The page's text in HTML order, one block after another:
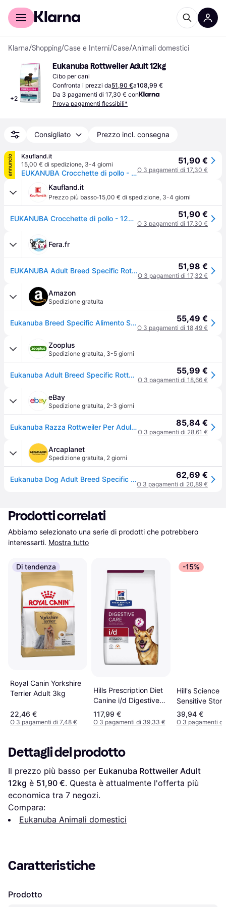
Per il tuo shopping
Klarna/Shopping/Case e Interni/Case/Animali domestici
+2
Eukanuba Rottweiler Adult 12kg
Cibo per cani
Confronta i prezzi da51,90 €a108,99 €
Da 3 pagamenti di 17,30 € con
Prova pagamenti flessibili*
Consigliato Prezzo incl. consegna
annuncio
Kaufland.it
15,00 € di spedizione, 3-4 giorni
EUKANUBA Crocchette di pollo - 12kg - Fr Rottweiler
51,90 €
O 3 pagamenti di 17,30 €
Kaufland.it
Prezzo più basso·15,00 € di spedizione, 3-4 giorni
EUKANUBA Crocchette di pollo - 12kg - Fr Rottweiler 51,90 €
O 3 pagamenti di 17,30 €
Fera.fr
EUKANUBA Adult Breed Specific Rottweiler 12 kg 51,98 €
O 3 pagamenti di 17,32 €
Amazon
Spedizione gratuita
Eukanuba Breed Specific Alimento Secco per Rottweiler Adulti, Cibo per Cani Adattato in Modo Ottimale alla Razza 12 kg 55,49 €
O 3 pagamenti di 18,49 €
Zooplus
Spedizione gratuita, 3-5 giorni
Eukanuba Adult Breed Specific Rottweiler - 12 kg 55,99 €
O 3 pagamenti di 18,66 €
eBay
Spedizione gratuita, 2-3 giorni
Eukanuba Razza Rottweiler Per Adulti 24 Kg (2 X 12 Kg) 85,84 €
O 3 pagamenti di 28,61 €
Arcaplanet
Spedizione gratuita, 2 giorni
Eukanuba Dog Adult Breed Specific Rottweiler al Pollo 12KG 62,69 €
O 3 pagamenti di 20,89 €
Prodotti correlati
Abbiamo selezionato una serie di prodotti che potrebbero
interessarti. Mostra tutto
Di tendenza
Royal Canin Yorkshire
Terrier Adult 3kg
22,46 €
O 3 pagamenti di 7,48 €
Hills Prescription Diet
Canine i/d Digestive
Care Chicken 16kg
117,99 €
O 3 pagamenti di 39,33 €
-15%
Hill's Science
Sensitive
Skin 6kg
39,94 €
O 3 pagamenti di
Dettagli del prodotto
Il prezzo più basso per Eukanuba Rottweiler Adult
12kg è 51,90 €. Questa è attualmente l'offerta più
economica tra 7 negozi.
Compara:
Eukanuba Animali domestici
Caratteristiche
Prodotto